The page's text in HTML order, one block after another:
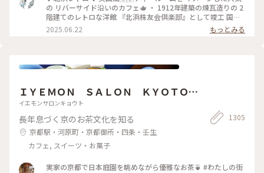
ースがかなり大きく、しっかり甘め。 スコーンは温かく香り
もよくサクサクで美味しいです！ サンドイッチも黒胡椒が効
いていて甘いとしょっぱいで 最高です〜！ めちゃくちゃボリ
ュームがありますが紅茶も差し湯が 用意されていて最後まで
の リバーサイド沿いのカフェ🫖 ・ 1912年建築の煉瓦造りの 2
階建てのレトロな洋館 『北浜株友会倶楽部』として竣工 国の
登録有形文化財に指定 ・ 最近は行列のあまりスルーすること
が 多くてこの日は平日の雨の日☔ 15時頃にも関わらず空いて
ったりと 優雅に過ごせる お茶じかんでした😊🫖 ✤ーーーーー
化財 #北浜カフェ#大阪カフェ#はじめての投稿 #はじめての投
稿#大阪のおいしいもん #ことりっぷ大阪
2025.06.22 もっとみる
ＩＹＥＭＯＮ ＳＡＬＯＮ ＫＹＯＴＯ
伊右衛門サロン京都
イエモンサロンキョウト
長年息づく京のお茶文化を知る
京都駅・河原町・京都御所・四条・壬生
カフェ, スイーツ・お菓子
1305
実家の京都で日本庭園を眺めながら優雅なお茶🍵 #わたしの街